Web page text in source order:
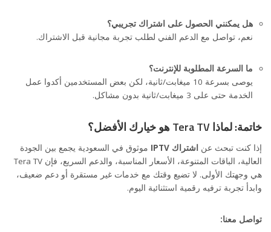
هل يمكنني الحصول على اشتراك تجريبي؟
نعم، تواصل مع الدعم الفني لطلب تجربة مجانية قبل الاشتراك.
ما السرعة المطلوبة للإنترنت؟
يوصى بسرعة 10 ميغابت/ثانية، لكن بعض المستخدمين أكدوا عمل
الخدمة حتى على 3 ميغابت/ثانية بدون مشاكل.
خاتمة: لماذا Tera TV هو خيارك الأفضل؟
إذا كنت تبحث عن اشتراك IPTV
موثوق في السعودية يجمع بين الجودة
العالية، الباقات المتنوعة، الأسعار المناسبة، والدعم السريع، فإن Tera TV
هي وجهتك الأولى. لا تضيع وقتك مع خدمات غير مستقرة أو دعم ضعيف،
وابدأ تجربة ترفيه رقمية استثنائية اليوم.
تواصل معنا: